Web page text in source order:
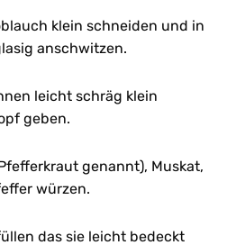
klein schneiden und in
anschwitzen.
leicht schräg klein
geben.
genannt), Muskat,
würzen.
das sie leicht bedeckt